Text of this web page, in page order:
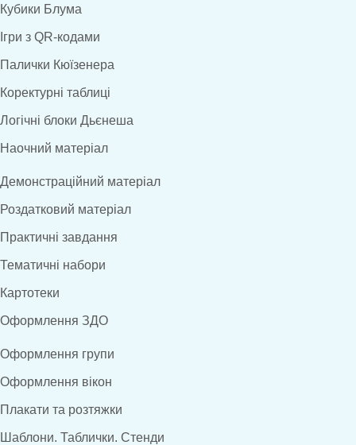
Кубики Блума
Ігри з QR-кодами
Палички Кюїзенера
Коректурні таблиці
Логічні блоки Дьєнеша
Наочний матеріал
Демонстраційний матеріал
Роздатковий матеріал
Практичні завдання
Тематичні набори
Картотеки
Оформлення ЗДО
Оформлення групи
Оформлення вікон
Плакати та розтяжки
Шаблони. Таблички. Стенди